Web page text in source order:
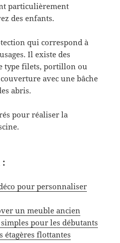
particulièrement
des enfants.
qui correspond à
Il existe des
type filets, portillon ou
avec une bâche
abris.
pour réaliser la
:
pour personnaliser
un meuble ancien
pour les débutants
étagères flottantes